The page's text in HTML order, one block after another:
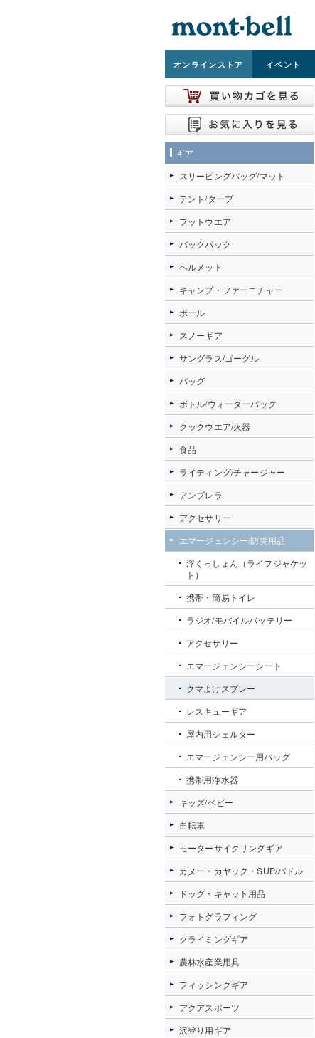
オンラインストア イベント
ギア
スリーピングバッグ/マット
テント/タープ
フットウエア
バックパック
ヘルメット
キャンプ・ファーニチャー
ポール
スノーギア
サングラス/ゴーグル
バッグ
ボトル/ウォーターパック
クックウエア/火器
食品
ライティング/チャージャー
アンブレラ
アクセサリー
エマージェンシー/防災用品
浮くっしょん（ライフジャケッ
ト）
携帯・簡易トイレ
ラジオ/モバイルバッテリー
アクセサリー
エマージェンシーシート
クマよけスプレー
レスキューギア
屋内用シェルター
エマージェンシー用バッグ
携帯用浄水器
キッズ/ベビー
自転車
モーターサイクリングギア
カヌー・カヤック・SUP/パドル
ドッグ・キャット用品
フォトグラフィング
クライミングギア
農林水産業用具
フィッシングギア
アクアスポーツ
沢登り用ギア